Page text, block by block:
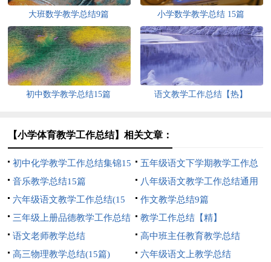
大班数学教学总结9篇 小学数学教学总结 15篇
初中数学教学总结15篇 语文教学工作总结【热】
【小学体育教学工作总结】相关文章：
初中化学教学工作总结集锦15
篇
五年级语文下学期教学工作总
结15篇
音乐教学总结15篇
八年级语文教学工作总结通用
15篇
六年级语文教学工作总结(15
篇)
作文教学总结9篇
三年级上册品德教学工作总结
教学工作总结【精】
语文老师教学总结
高中班主任教育教学总结
高三物理教学总结(15篇)
六年级语文上教学总结